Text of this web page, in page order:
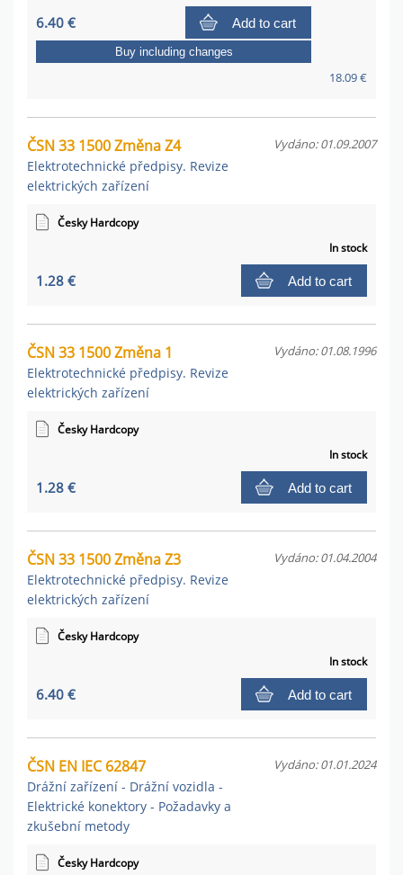
6.40 € Add to cart
18.09 €
Buy including changes
ČSN 33 1500 Změna Z4
Elektrotechnické předpisy. Revize
elektrických zařízení
Vydáno: 01.09.2007
Česky Hardcopy
In stock
1.28 € Add to cart
ČSN 33 1500 Změna 1
Elektrotechnické předpisy. Revize
elektrických zařízení
Vydáno: 01.08.1996
Česky Hardcopy
In stock
1.28 € Add to cart
ČSN 33 1500 Změna Z3
Elektrotechnické předpisy. Revize
elektrických zařízení
Vydáno: 01.04.2004
Česky Hardcopy
In stock
6.40 € Add to cart
ČSN EN IEC 62847
Drážní zařízení - Drážní vozidla -
Elektrické konektory - Požadavky a
zkušební metody
Vydáno: 01.01.2024
Česky Hardcopy